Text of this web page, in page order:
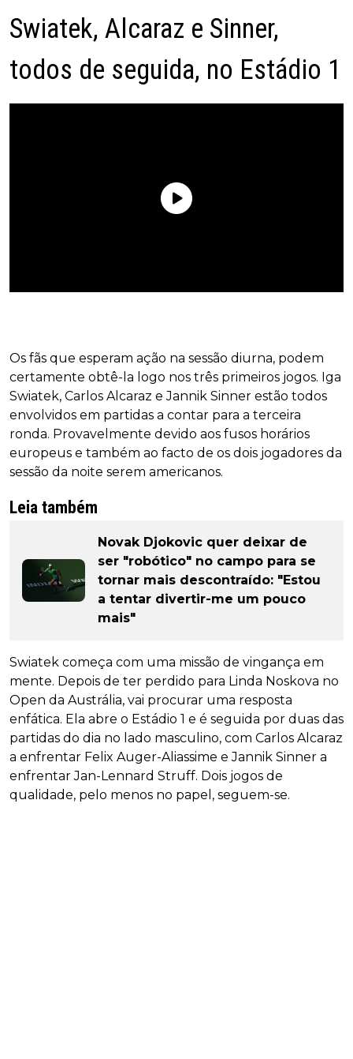
Swiatek, Alcaraz e Sinner,
todos de seguida, no Estádio 1
Os fãs que esperam ação na sessão diurna, podem
certamente obtê-la logo nos três primeiros jogos. Iga
Swiatek, Carlos Alcaraz e Jannik Sinner estão todos
envolvidos em partidas a contar para a terceira
ronda. Provavelmente devido aos fusos horários
europeus e também ao facto de os dois jogadores da
sessão da noite serem americanos.
Leia também
Novak Djokovic quer deixar de
ser "robótico" no campo para se
tornar mais descontraído: "Estou
a tentar divertir-me um pouco
mais"
Swiatek começa com uma missão de vingança em
mente. Depois de ter perdido para Linda Noskova no
Open da Austrália, vai procurar uma resposta
enfática. Ela abre o Estádio 1 e é seguida por duas das
partidas do dia no lado masculino, com Carlos Alcaraz
a enfrentar Felix Auger-Aliassime e Jannik Sinner a
enfrentar Jan-Lennard Struff. Dois jogos de
qualidade, pelo menos no papel, seguem-se.